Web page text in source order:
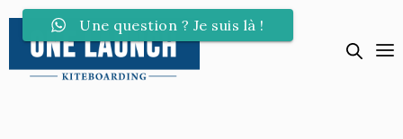
Une question ? Je suis là !